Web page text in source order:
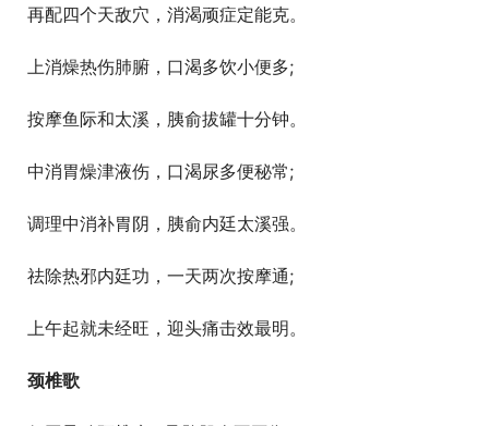
  再配四个天敌穴，消渴顽症定能克。
  上消燥热伤肺腑，口渴多饮小便多;
  按摩鱼际和太溪，胰俞拔罐十分钟。
  中消胃燥津液伤，口渴尿多便秘常;
  调理中消补胃阴，胰俞内廷太溪强。
  祛除热邪内廷功，一天两次按摩通;
  上午起就未经旺，迎头痛击效最明。
颈椎歌